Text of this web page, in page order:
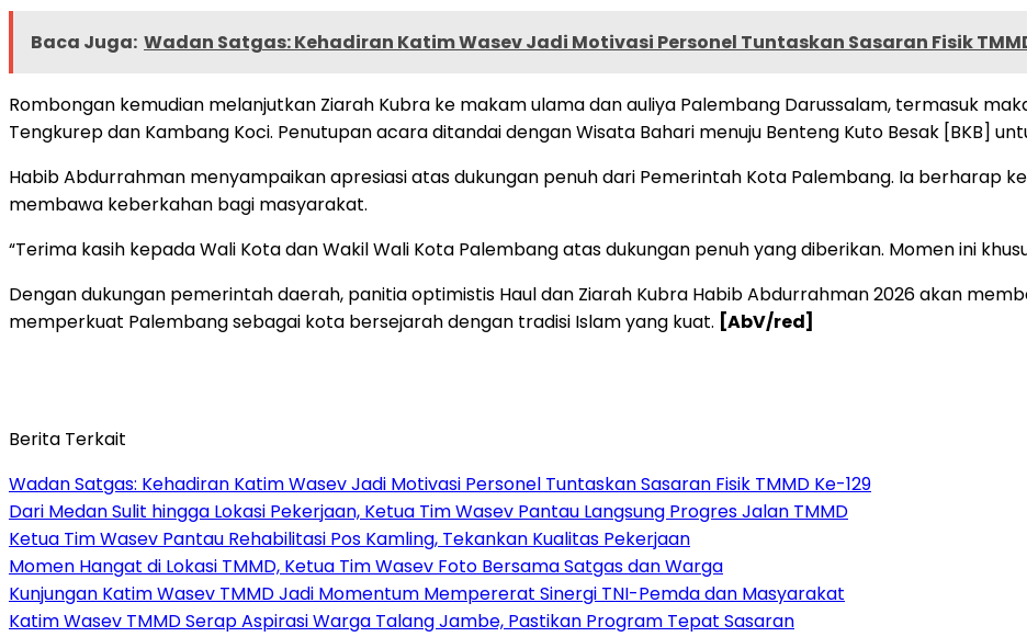
Baca Juga: Wadan Satgas: Kehadiran Katim Wasev Jadi Motivasi Personel Tuntaskan Sasaran Fisik
Rombongan kemudian melanjutkan Ziarah Kubra ke makam ulama dan auliya Palembang Darussalam, termasuk
Tengkurep dan Kambang Koci. Penutupan acara ditandai dengan Wisata Bahari menuju Benteng Kuto Besak [BKB]
Habib Abdurrahman menyampaikan apresiasi atas dukungan penuh dari Pemerintah Kota Palembang. Ia berharap
membawa keberkahan bagi masyarakat.
“Terima kasih kepada Wali Kota dan Wakil Wali Kota Palembang atas dukungan penuh yang diberikan. Momen ini
Dengan dukungan pemerintah daerah, panitia optimistis Haul dan Ziarah Kubra Habib Abdurrahman 2026 akan
memperkuat Palembang sebagai kota bersejarah dengan tradisi Islam yang kuat. [AbV/red]
Berita Terkait
Wadan Satgas: Kehadiran Katim Wasev Jadi Motivasi Personel Tuntaskan Sasaran Fisik TMMD Ke-129
Dari Medan Sulit hingga Lokasi Pekerjaan, Ketua Tim Wasev Pantau Langsung Progres Jalan TMMD
Ketua Tim Wasev Pantau Rehabilitasi Pos Kamling, Tekankan Kualitas Pekerjaan
Momen Hangat di Lokasi TMMD, Ketua Tim Wasev Foto Bersama Satgas dan Warga
Kunjungan Katim Wasev TMMD Jadi Momentum Mempererat Sinergi TNI-Pemda dan Masyarakat
Katim Wasev TMMD Serap Aspirasi Warga Talang Jambe, Pastikan Program Tepat Sasaran